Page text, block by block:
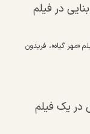
در فیلم
«مهر گیاه»، فريدون
در یک فیلم